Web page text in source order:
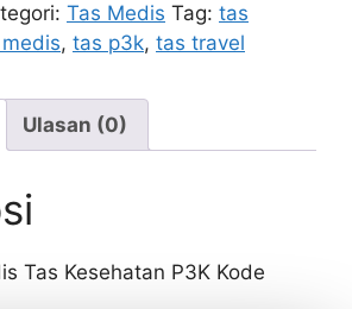
Tas Medis Tag: tas
, tas p3k, tas travel
Ulasan (0)
Tas Kesehatan P3K Kode